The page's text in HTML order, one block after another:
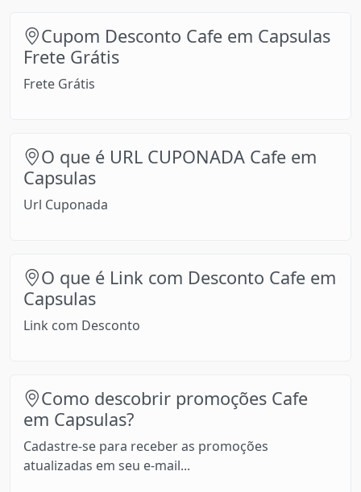
Cupom Desconto Cafe em Capsulas
Frete Grátis
Frete Grátis
O que é URL CUPONADA Cafe em
Capsulas
Url Cuponada
O que é Link com Desconto Cafe em
Capsulas
Link com Desconto
Como descobrir promoções Cafe
em Capsulas?
Cadastre-se para receber as promoções
atualizadas em seu e-mail...